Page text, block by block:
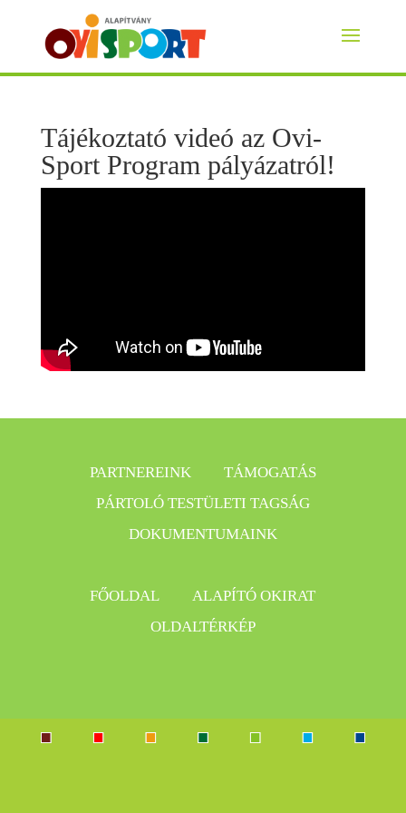
Tájékoztató videó az Ovi-
Sport Program pályázatról!
PARTNEREINK
TÁMOGATÁS
PÁRTOLÓ TESTÜLETI TAGSÁG
DOKUMENTUMAINK
FŐOLDAL
ALAPÍTÓ OKIRAT
OLDALTÉRKÉP